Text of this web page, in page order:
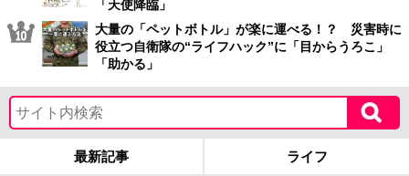
「天使降臨」
大量の「ペットボトル」が楽に運べる！？ 災害時に
役立つ自衛隊の“ライフハック”に「目からうろこ」
「助かる」
最新記事 ライフ